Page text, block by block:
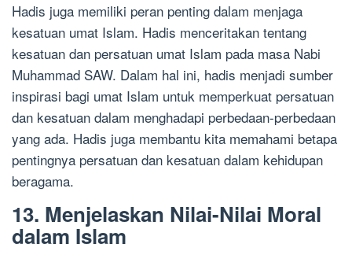
Hadis juga memiliki peran penting dalam menjaga
kesatuan umat Islam. Hadis menceritakan tentang
kesatuan dan persatuan umat Islam pada masa Nabi
Muhammad SAW. Dalam hal ini, hadis menjadi sumber
inspirasi bagi umat Islam untuk memperkuat persatuan
dan kesatuan dalam menghadapi perbedaan-perbedaan
yang ada. Hadis juga membantu kita memahami betapa
pentingnya persatuan dan kesatuan dalam kehidupan
beragama.
13. Menjelaskan Nilai-Nilai Moral
dalam Islam